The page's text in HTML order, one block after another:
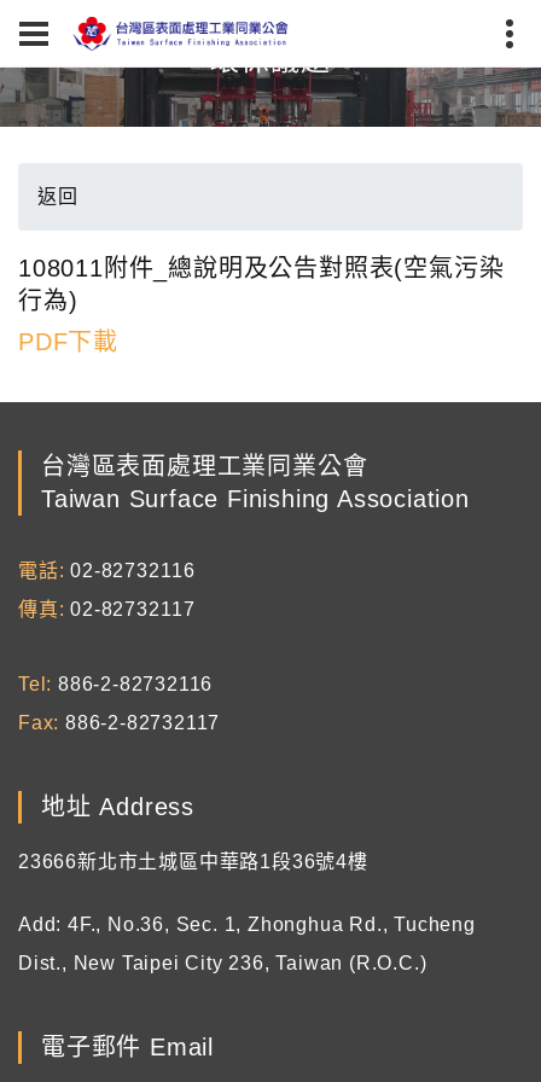
環保議題
返回
108011附件_總說明及公告對照表(空氣污染
行為)
PDF下載
台灣區表面處理工業同業公會
Taiwan Surface Finishing Association
電話
02-82732116
傳真
02-82732117
Tel
886-2-82732116
Fax 886-2-82732117
地址 Address
23666新北市土城區中華路1段36號4樓
Add: 4F., No.36, Sec. 1, Zhonghua Rd., Tucheng
Dist., New Taipei City 236, Taiwan (R.O.C.)
電子郵件 Email